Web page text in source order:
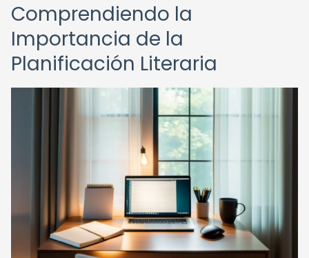
Comprendiendo la
Importancia de la
Planificación Literaria